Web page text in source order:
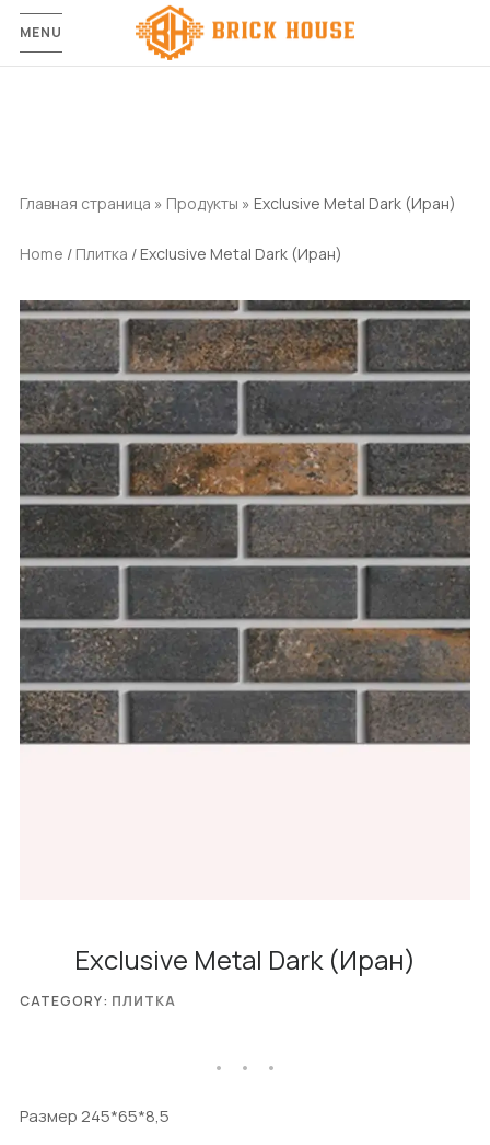
MENU
Главная страница » Продукты » Exclusive Metal Dark (Иран)
Home / Плитка / Exclusive Metal Dark (Иран)
Exclusive Metal Dark (Иран)
Размер 245*65*8,5
CATEGORY: ПЛИТКА